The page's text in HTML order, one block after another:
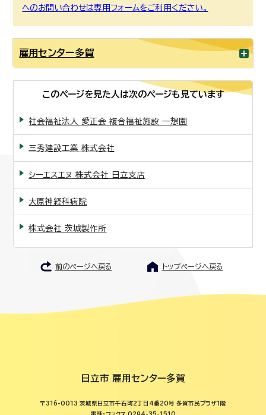
へのお問い合わせは専用フォームをご利用ください。
雇用センター多賀
このページを見た人は次のページも見ています
社会福祉法人 愛正会 複合福祉施設 一想園
三秀建設工業 株式会社
シーエスエヌ 株式会社 日立支店
大原神経科病院
株式会社 茨城製作所
前のページへ戻る トップページへ戻る
日立市 雇用センター多賀
〒316-0013 茨城県日立市千石町2丁目4番20号 多賀市民プラザ1階